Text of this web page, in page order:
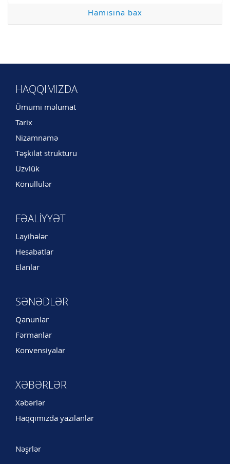
Hamısına bax
HAQQIMIZDA
Ümumi məlumat
Tarix
Nizamnamə
Təşkilat strukturu
Üzvlük
Könüllülər
FƏALIYYƏT
Layihələr
Hesabatlar
Elanlar
SƏNƏDLƏR
Qanunlar
Fərmanlar
Konvensiyalar
XƏBƏRLƏR
Xəbərlər
Haqqımızda yazılanlar
Nəşrlər